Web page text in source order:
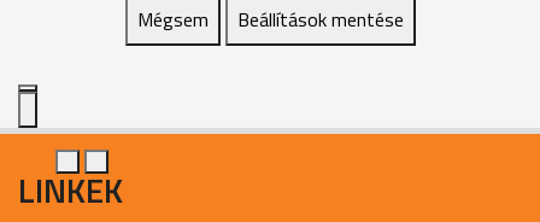
Mégsem Beállítások mentése
LINKEK